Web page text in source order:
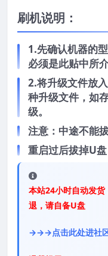
刷机说明：
1.先确认机器的
必须是此贴中所
2.将升级文件放
种升级文件，如
级。
注意：中途不能
重启过后拔掉U
本站24小时自动发
退，请自备U盘
→→→点击此处进社